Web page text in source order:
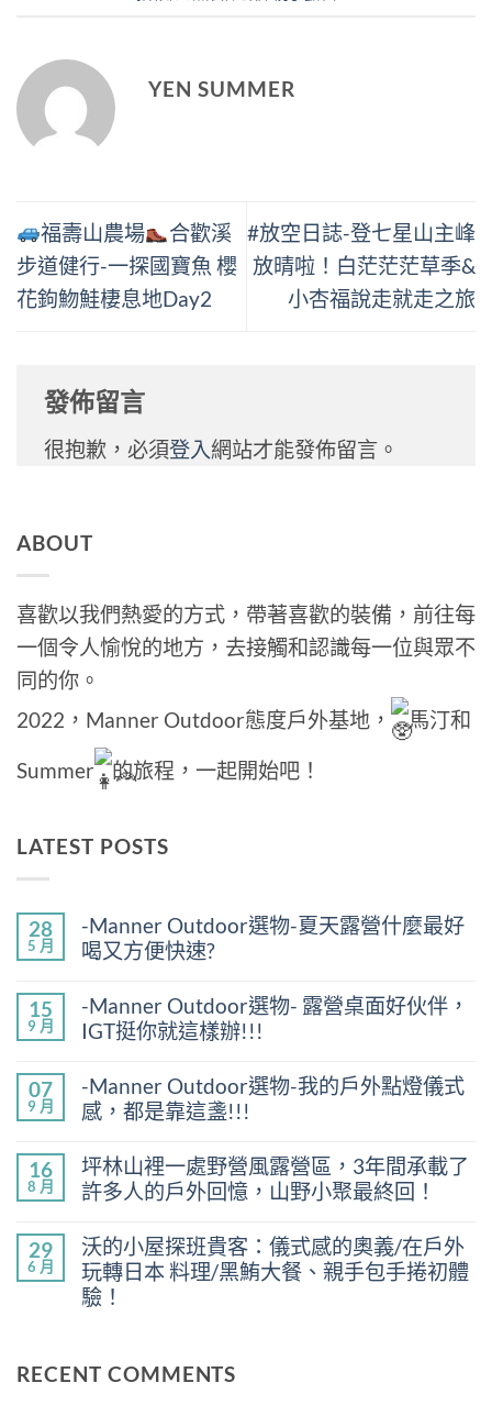
YEN SUMMER
福壽山農場
合歡溪
步道健行-一探國寶魚 櫻
花鉤魩鮭棲息地Day2
#放空日誌-登七星山主峰
放晴啦！白茫茫茫草季&
小杏福說走就走之旅
發佈留言
很抱歉，必須登入網站才能發佈留言。
ABOUT
喜歡以我們熱愛的方式，帶著喜歡的裝備，前往每
一個令人愉悅的地方，去接觸和認識每一位與眾不
同的你。
2022，Manner Outdoor態度戶外基地，
馬汀和
Summer
的旅程，一起開始吧！
LATEST POSTS
28
5 月
-Manner Outdoor選物-夏天露營什麼最好
喝又方便快速?
Manner
Outdoor
夏
天
露
什
麼
最
好
又
方
便
快
速?〉
無
留
言
15
9 月
-Manner Outdoor選物- 露營桌面好伙伴，
IGT挺你就這樣辦!!!
Manner
Outdoor
選
露
營
桌
好
伙
伴，
IGT
挺
樣
無
留
言
07
9 月
-Manner Outdoor選物-我的戶外點燈儀式
感，都是靠這盞!!!
〈-
Manner
Outdoor
選
我
的
戶
外
點
式
感，
無
留
言
16
8 月
坪林山裡一處野營風露營區，3年間承載了
許多人的戶外回憶，山野小聚最終回！
〈坪
林
山
裡
一
風
無
留
言
29
6 月
沃的小屋探班貴客：儀式感的奧義/在戶外
玩轉日本 料理/黑鮪大餐、親手包手捲初體
驗！
小言
RECENT COMMENTS